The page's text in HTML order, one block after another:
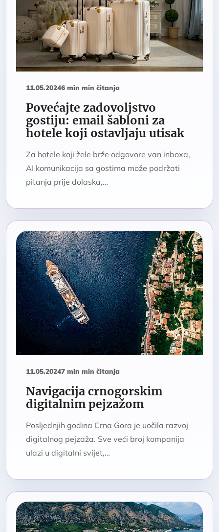
11.05.20246 min min čitanja
Povećajte zadovoljstvo
gostiju: email šabloni za
hotele koji ostavljaju utisak
Za hotele koji žele brže odgovore van inboxa,
AI komunikacija sa gostima može podržati
pitanja prije dolaska,…
11.05.20247 min min čitanja
Navigacija crnogorskim
digitalnim pejzažom
Posljednjih godina Crna Gora je uočila razvoj
digitalnog pejzaža. Sve veći broj kompanija
ulazi u digitalni svijet,…